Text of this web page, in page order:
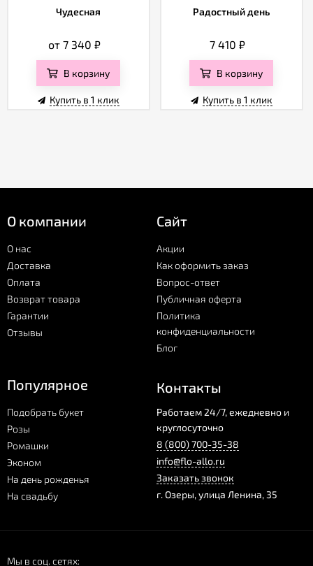
Чудесная
от 7 340 ₽
В корзину
Купить в 1 клик
Радостный день
7 410 ₽
В корзину
Купить в 1 клик
О компании
О нас
Доставка
Оплата
Возврат товара
Гарантии
Отзывы
Сайт
Акции
Как оформить заказ
Вопрос-ответ
Публичная оферта
Политика
конфиденциальности
Блог
Популярное
Подобрать букет
Розы
Ромашки
Эконом
На день рожденья
На свадьбу
Контакты
Работаем 24/7, ежедневно и
круглосуточно
8 (800) 700-35-38
info@flo-allo.ru
Заказать звонок
г.Озеры,улица Ленина, 35
Мы в соц. сетях